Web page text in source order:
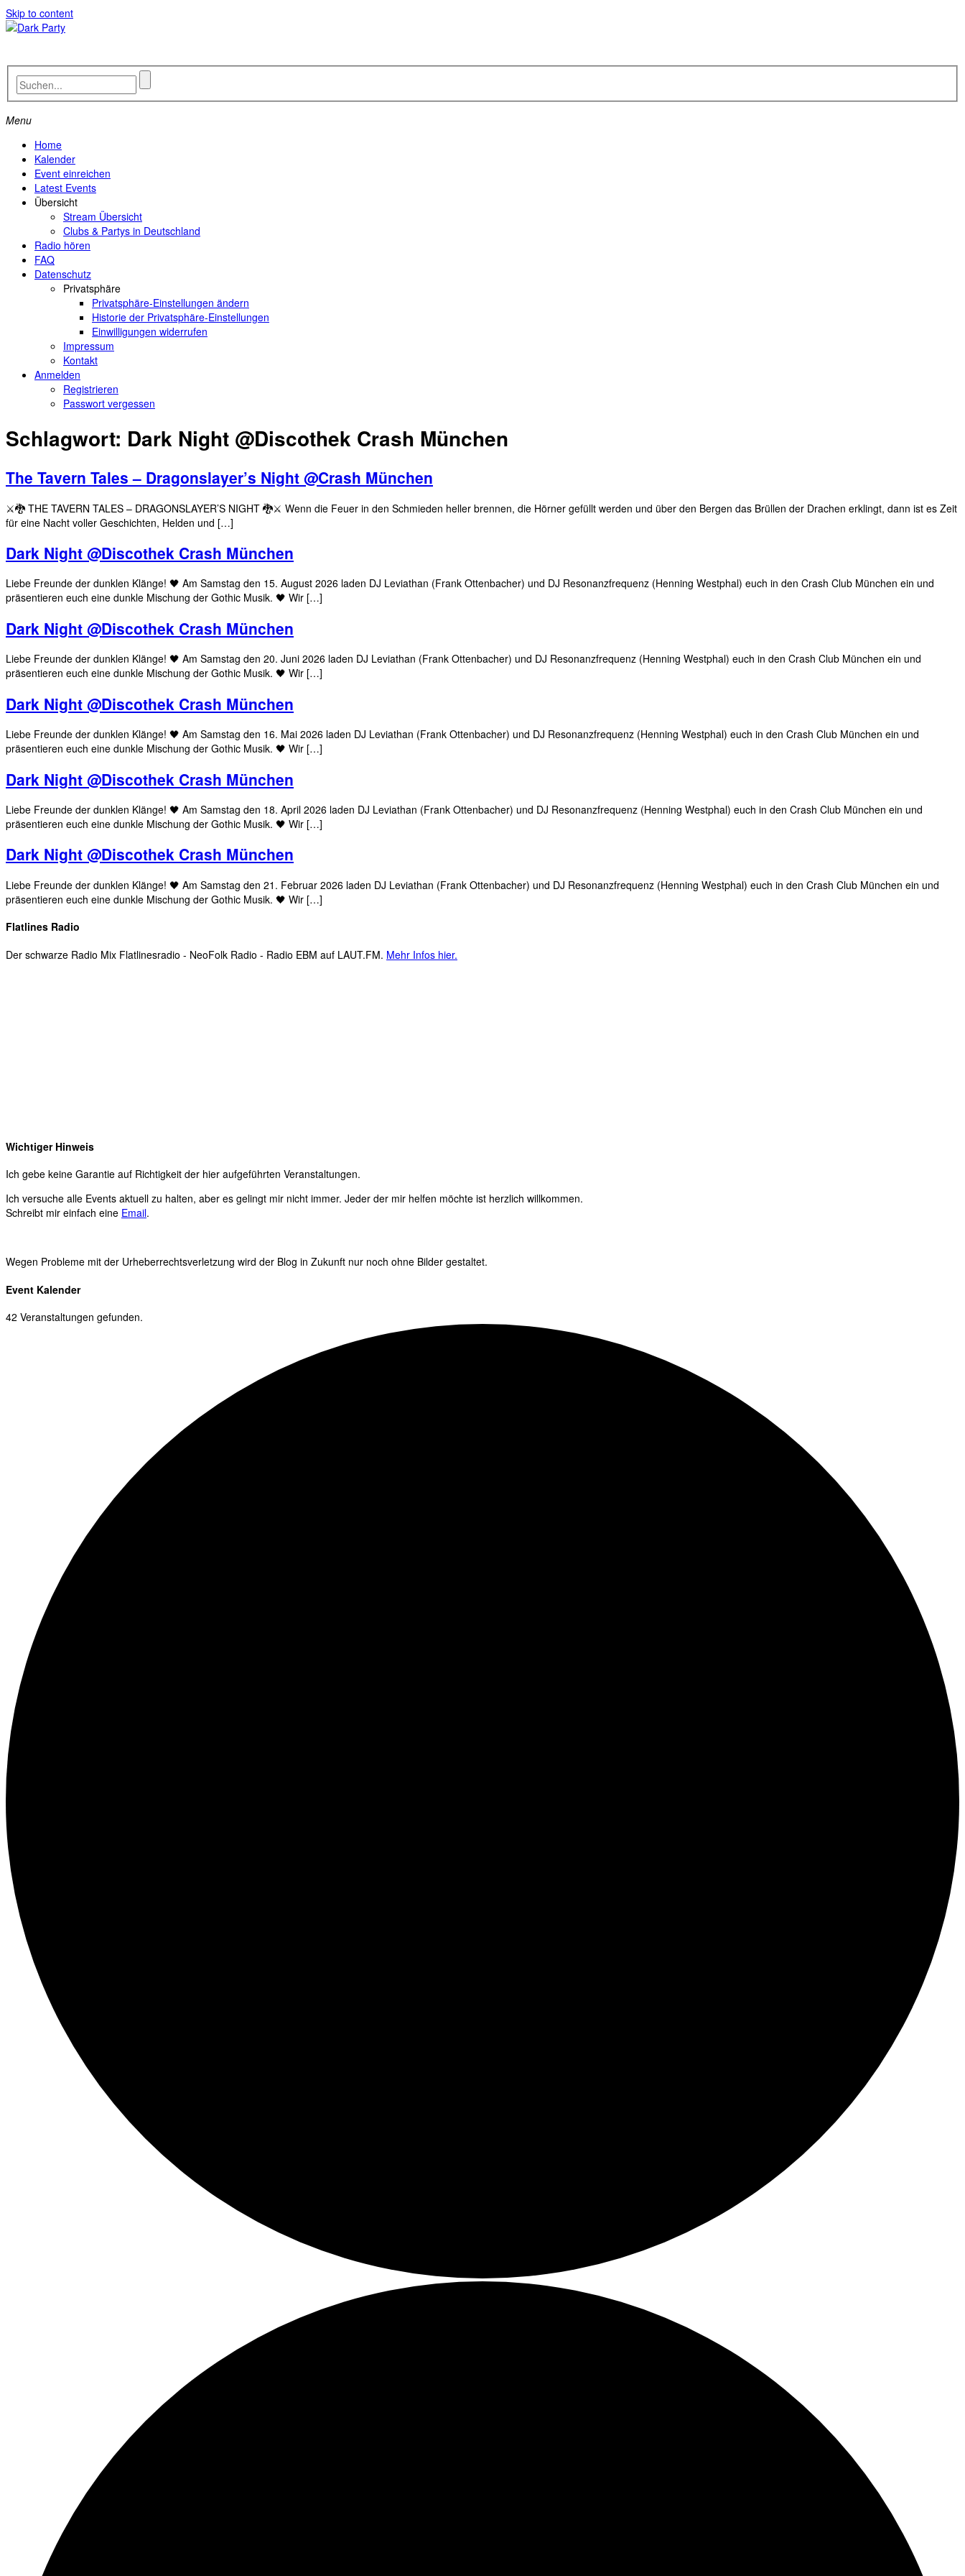
Skip to content
Menu
Home
Kalender
Event einreichen
Latest Events
Übersicht
Stream Übersicht
Clubs & Partys in Deutschland
Radio hören
FAQ
Datenschutz
Privatsphäre
Privatsphäre-Einstellungen ändern
Historie der Privatsphäre-Einstellungen
Einwilligungen widerrufen
Impressum
Kontakt
Anmelden
Registrieren
Passwort vergessen
Schlagwort: Dark Night @Discothek Crash München
The Tavern Tales – Dragonslayer’s Night @Crash München
⚔️🐉 THE TAVERN TALES – DRAGONSLAYER’S NIGHT 🐉⚔️ Wenn die Feuer in den Schmieden heller brennen, die Hörner gefüllt werden und über den Bergen das Brüllen der Drachen erklingt, dann ist es Zeit
für eine Nacht voller Geschichten, Helden und […]
Dark Night @Discothek Crash München
Liebe Freunde der dunklen Klänge! 🖤 Am Samstag den 15. August 2026 laden DJ Leviathan (Frank Ottenbacher) und DJ Resonanzfrequenz (Henning Westphal) euch in den Crash Club München ein und
präsentieren euch eine dunkle Mischung der Gothic Musik. 🖤 Wir […]
Dark Night @Discothek Crash München
Liebe Freunde der dunklen Klänge! 🖤 Am Samstag den 20. Juni 2026 laden DJ Leviathan (Frank Ottenbacher) und DJ Resonanzfrequenz (Henning Westphal) euch in den Crash Club München ein und
präsentieren euch eine dunkle Mischung der Gothic Musik. 🖤 Wir […]
Dark Night @Discothek Crash München
Liebe Freunde der dunklen Klänge! 🖤 Am Samstag den 16. Mai 2026 laden DJ Leviathan (Frank Ottenbacher) und DJ Resonanzfrequenz (Henning Westphal) euch in den Crash Club München ein und
präsentieren euch eine dunkle Mischung der Gothic Musik. 🖤 Wir […]
Dark Night @Discothek Crash München
Liebe Freunde der dunklen Klänge! 🖤 Am Samstag den 18. April 2026 laden DJ Leviathan (Frank Ottenbacher) und DJ Resonanzfrequenz (Henning Westphal) euch in den Crash Club München ein und
präsentieren euch eine dunkle Mischung der Gothic Musik. 🖤 Wir […]
Dark Night @Discothek Crash München
Liebe Freunde der dunklen Klänge! 🖤 Am Samstag den 21. Februar 2026 laden DJ Leviathan (Frank Ottenbacher) und DJ Resonanzfrequenz (Henning Westphal) euch in den Crash Club München ein und
präsentieren euch eine dunkle Mischung der Gothic Musik. 🖤 Wir […]
Flatlines Radio
Der schwarze Radio Mix Flatlinesradio - NeoFolk Radio - Radio EBM auf LAUT.FM. Mehr Infos hier.
Wichtiger Hinweis
Ich gebe keine Garantie auf Richtigkeit der hier aufgeführten Veranstaltungen.
Ich versuche alle Events aktuell zu halten, aber es gelingt mir nicht immer. Jeder der mir helfen möchte ist herzlich willkommen.
Schreibt mir einfach eine Email.
Wegen Probleme mit der Urheberrechtsverletzung wird der Blog in Zukunft nur noch ohne Bilder gestaltet.
Event Kalender
42 Veranstaltungen gefunden.